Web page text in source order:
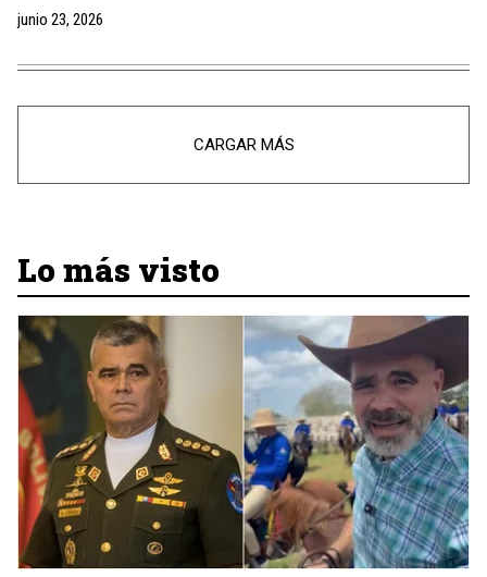
junio 23, 2026
CARGAR MÁS
Lo más visto